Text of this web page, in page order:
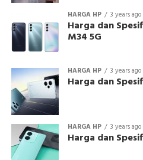
HARGA HP 3 years ago
Harga dan
M34 5G
HARGA HP 3 years ago
Harga dan
HARGA HP 3 years ago
Harga dan